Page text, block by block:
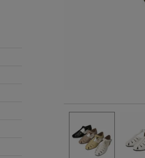
8cm以上